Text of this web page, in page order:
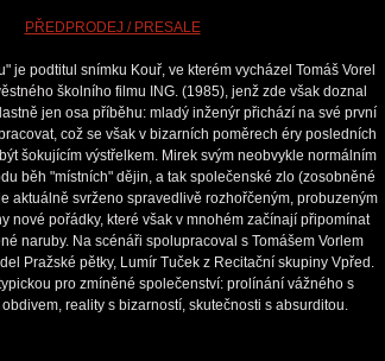
PŘEDPRODEJ / PRESALE
je podtitul snímku Kouř, ve kterém vycházel Tomáš Vorel
školního filmu ING. (1985), jenž zde však doznal
jen osa příběhu: mladý inženýr přichází na své první
což se však v bizarních poměrech éry posledních
šokujícím výstřelkem. Mirek svým neobvykle normálním
běh "místních" dějin, a tak společenské zlo (zosobněné
aktuálně svrženo spravedlivě rozhořčeným, probuzeným
nové pořádky, které však v mnohém začínají připomínat
naruby. Na scénáři spolupracoval s Tomášem Vorlem
Pražské pětky, Lumír Tuček z Recitační skupiny Vpřed.
pro zmíněné společenství: prolínání vážného s
reality s bizarností, skutečnosti s absurditou.